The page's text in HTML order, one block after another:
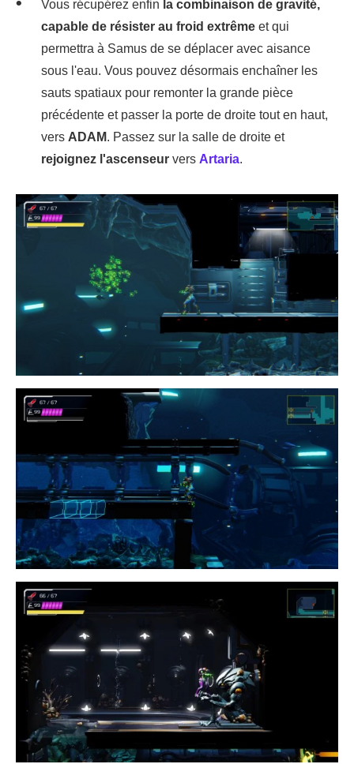
Vous récupérez enfin la combinaison de gravité,
capable de résister au froid extrême et qui
permettra à Samus de se déplacer avec aisance
sous l'eau. Vous pouvez désormais enchaîner les
sauts spatiaux pour remonter la grande pièce
précédente et passer la porte de droite tout en haut,
vers ADAM. Passez sur la salle de droite et
rejoignez l'ascenseur vers Artaria.